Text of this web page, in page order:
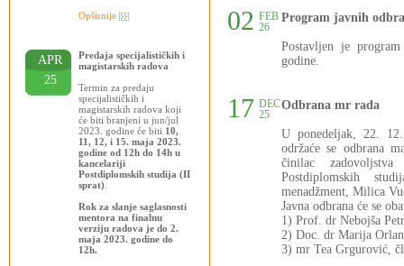
Opširnije
APR
25
Predaja specijalističkih i
magistarskih radova
Termin za predaju
specijalističkih i
magistarskih radova koji
će biti branjeni u jun/jul
2023. godine će biti 10,
11, 12, i 15. maja 2023.
godine od 12h do 14h u
kancelariji
Postdiplomskih studija (II
sprat)
Rok za slanje saglasnosti
mentora na finalnu
verziju radova je do 2.
maja 2023. godine do
12h.
02 FEB
26
Program javnih
Postavljen je
godine.
17 DEC
25
Odbrana mr rada
U ponedeljak, 22.
održaće se odbrana
činilac
Postdiplomskih
menadžment, Milica
Javna odbrana će se
1) Prof. dr Nebojša
2) Doc. dr Marija
3) mr Tea Grgurović,